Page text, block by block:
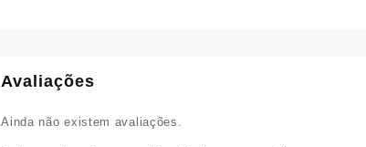
Avaliações
Ainda não existem avaliações.